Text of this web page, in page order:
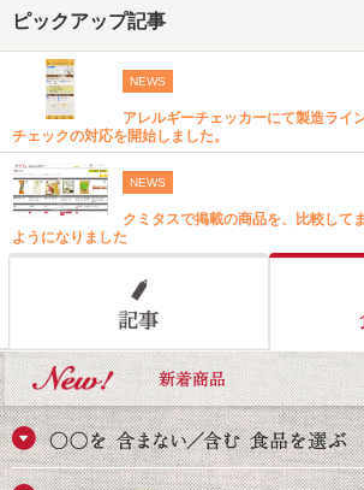
ピックアップ記事
NEWS
アレルギーチェッカーにて製造ライ
チェックの対応を開始しました。
NEWS
クミタスで掲載の商品を、比較して
ようになりました